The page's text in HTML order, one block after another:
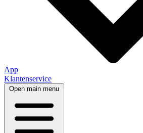
App
Klantenservice
Open main menu